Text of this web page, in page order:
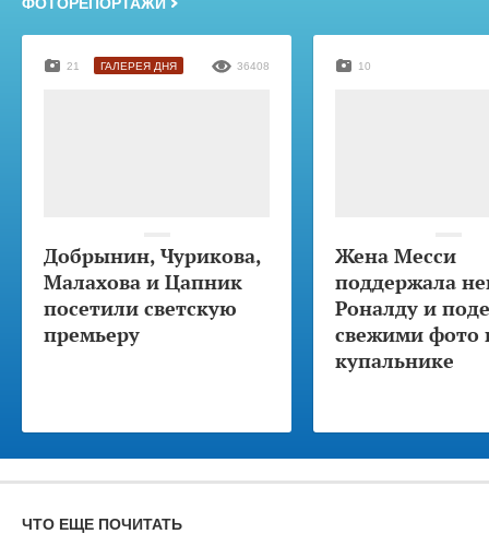
ФОТОРЕПОРТАЖИ
Добрынин, Чурикова,
Малахова и Цапник
посетили светскую
премьеру
21 ГАЛЕРЕЯ ДНЯ 36408
Жена Месси
поддержала
Роналду и
свежими фото
купальнике
10
ЧТО ЕЩЕ ПОЧИТАТЬ